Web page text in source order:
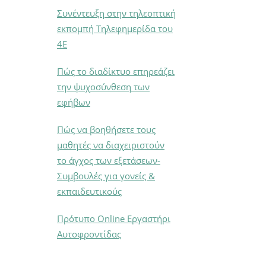
Συνέντευξη στην τηλεοπτική
εκπομπή Τηλεφημερίδα του
4Ε
Πώς το διαδίκτυο επηρεάζει
την ψυχοσύνθεση των
εφήβων
Πώς να βοηθήσετε τους
μαθητές να διαχειριστούν
το άγχος των εξετάσεων-
Συμβουλές για γονείς &
εκπαιδευτικούς
Πρότυπο Online Εργαστήρι
Αυτοφροντίδας